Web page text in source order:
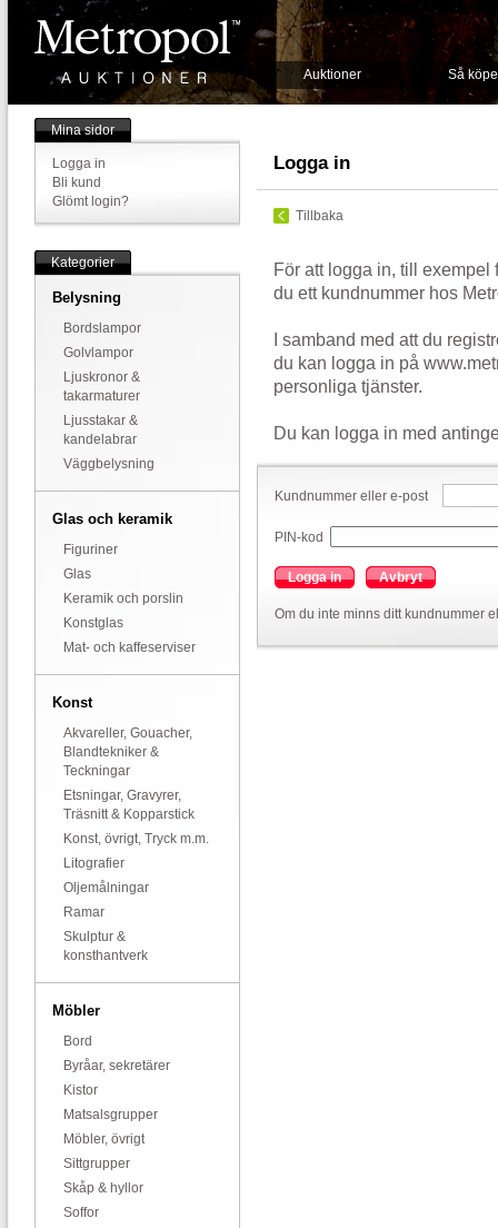
Auktioner Så
Mina sidor
Logga in
Bli kund
Glömt login?
Kategorier
Belysning
Bordslampor
Golvlampor
Ljuskronor &
takarmaturer
Ljusstakar &
kandelabrar
Väggbelysning
Glas och keramik
Figuriner
Glas
Keramik och porslin
Konstglas
Mat- och kaffeserviser
Konst
Akvareller, Gouacher,
Blandtekniker &
Teckningar
Etsningar, Gravyrer,
Träsnitt & Kopparstick
Konst, övrigt, Tryck m.m.
Litografier
Oljemålningar
Ramar
Skulptur &
konsthantverk
Möbler
Bord
Byråar, sekretärer
Kistor
Matsalsgrupper
Möbler, övrigt
Sittgrupper
Skåp & hyllor
Soffor
Logga in
Tillbaka
För att logga in, till exempel
du ett kundnummer hos
I samband med att du
du kan logga in på
personliga tjänster.
Du kan logga in med
Kundnummer eller e-post
PIN-kod
Logga in Avbryt
Om du inte minns ditt kundnummer